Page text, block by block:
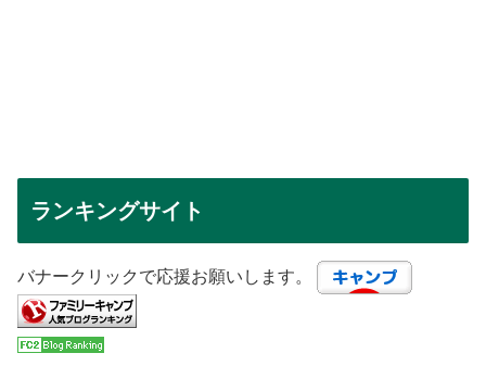
ランキングサイト
バナークリックで応援お願いします。